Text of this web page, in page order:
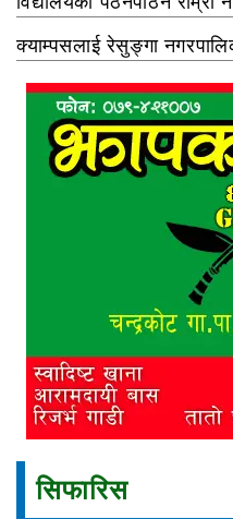
क्याम्पसलाई रेसुङ्गा
सिफारिस